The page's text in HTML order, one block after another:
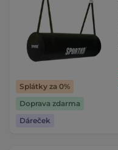
Splátky za 0%
Doprava zdarma
Dáreček